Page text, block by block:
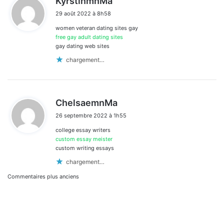
:
29 août 2022 à 8h58
women veteran dating sites gay
free gay adult dating sites
gay dating web sites
chargement…
ChelsaemnMa
t
26 septembre 2022 à 1h55
college essay writers
custom essay meister
custom writing essays
chargement…
Navigation
Commentaires plus anciens